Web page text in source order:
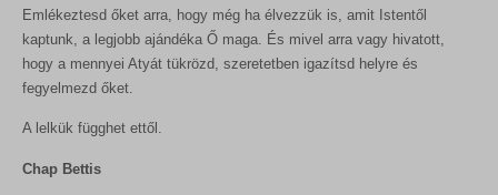
Emlékeztesd őket arra, hogy még ha élvezzük is, amit Istentől
kaptunk, a legjobb ajándéka Ő maga. És mivel arra vagy hivatott,
hogy a mennyei Atyát tükrözd, szeretetben igazítsd helyre és
fegyelmezd őket.
A lelkük függhet ettől.
Chap Bettis
woocommerce_recently_viewed
wordpress_logged_in_*
wordpress_test_cookie
wp_lang
wp_woocommerce_session_*
rs6_overview_pagination
sbjs_current
vagy amelyeket nem kategorizáltak.
Részletek megjelenítése
MicrosoftApplicationsTelemetryFirstLaunchTime
redux_*